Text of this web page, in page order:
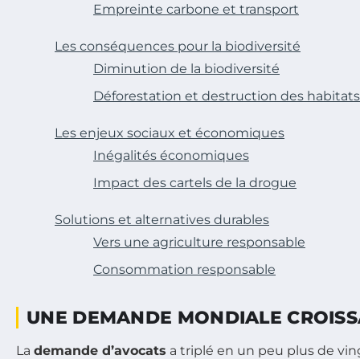
Empreinte carbone et transport
Les conséquences pour la biodiversité
Diminution de la biodiversité
Déforestation et destruction des habitats
Les enjeux sociaux et économiques
Inégalités économiques
Impact des cartels de la drogue
Solutions et alternatives durables
Vers une agriculture responsable
Consommation responsable
UNE DEMANDE MONDIALE
La demande d’avocats a triplé en un peu plus de